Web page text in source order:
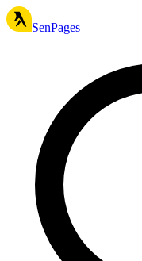
SenPages